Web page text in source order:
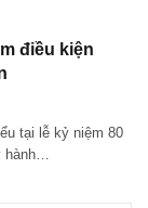
điều kiện
tại lễ kỷ niệm 80
hành…